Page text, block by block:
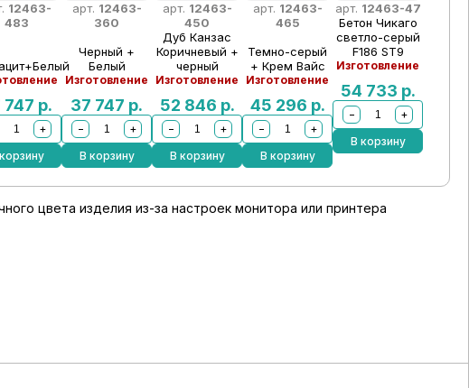
12463-
483
747 р.
+
арт. 12463-
360
Черный +
Белый
Изготовление
37 747 р.
−
+
В корзину
арт. 12463-
450
Дуб Канзас
Коричневый +
черный
Изготовление
52 846 р.
−
+
В корзину
арт. 12463-
465
Темно-серый
+ Крем Вайс
Изготовление
45 296 р.
−
+
В корзину
арт. 12463-47
Бетон Чикаго
светло-серый
F186 ST9
Изготовление
54 733 р.
−
+
В корзину
цвета изделия из-за настроек монитора или принтера